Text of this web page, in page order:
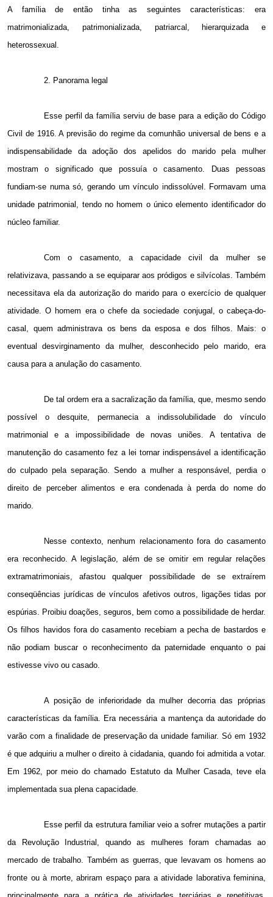
A família de então tinha as seguintes características: era
matrimonializada, patrimonializada, patriarcal, hierarquizada e
heterossexual.
2. Panorama legal
Esse perfil da família serviu de base para a edição do Código
Civil de 1916. Aprevisão do regime da comunhão universal de bens e a
indispensabilidade da adoção dos apelidos do marido pela mulher
mostram o significado que possuía o casamento. Duas pessoas
fundiam-se numa só, gerando um vínculo indissolúvel. Formavam uma
unidade patrimonial, tendo no homem o único elemento identificador do
núcleo familiar.
Com o casamento, a capacidade civil da mulher se
relativizava, passando a se equiparar aos pródigos e silvícolas. Também
necessitava ela da autorização do marido para o exercício de qualquer
atividade. O homem era o chefe da sociedade conjugal, o cabeça-do-
casal, quem administrava os bens da esposa e dos filhos. Mais: o
eventual desvirginamento da mulher, desconhecido pelo marido, era
causa para a anulação do casamento.
De tal ordem era a sacralização da família, que, mesmo sendo
possível o desquite, permanecia a indissolubilidade do vínculo
matrimonial e a impossibilidade de novas uniões. A tentativa de
manutenção do casamento fez a lei tornar indispensável a identificação
do culpado pela separação. Sendo a mulher a responsável, perdia o
direito de perceber alimentos e era condenada à perda do nome do
marido.
Nesse contexto, nenhum relacionamento fora do casamento
era reconhecido. A legislação, além de se omitir em regular relações
extramatrimoniais, afastou qualquer possibilidade de se extraírem
conseqüências jurídicas de vínculos afetivos outros, ligações tidas por
espúrias. Proibiu doações, seguros, bem como a possibilidade de herdar.
Os filhos havidos fora do casamento recebiam a pecha de bastardos e
não podiam buscar o reconhecimento da paternidade enquanto o pai
estivesse vivo ou casado.
A posição de inferioridade da mulher decorria das próprias
características da família. Era necessária a mantença da autoridade do
varão com a finalidade de preservação da unidade familiar. Só em 1932
é que adquiriu a mulher o direito à cidadania, quando foi admitida a votar.
Em 1962, por meio do chamado Estatuto da Mulher Casada, teve ela
implementada sua plena capacidade.
Esse perfil da estrutura familiar veio a sofrer mutações a partir
da Revolução Industrial, quando as mulheres foram chamadas ao
mercado de trabalho. Também as guerras, que levavam os homens ao
fronte ou à morte, abriram espaço para a atividade laborativa feminina,